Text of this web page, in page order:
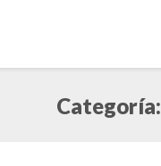
Categoría: